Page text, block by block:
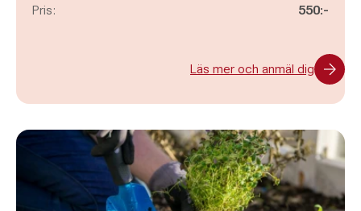
Pris: 550:-
Läs mer och anmäl dig